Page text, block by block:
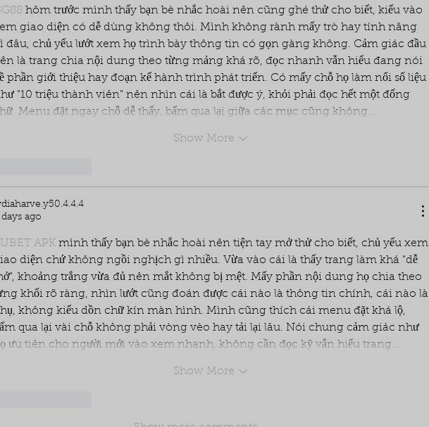
hôm trước mình thấy bạn bè nhắc hoài nên cũng ghé thử cho biết, kiểu vào
giao diện có dễ dùng không thôi. Mình không rành mấy trò hay tính năng
đâu, chủ yếu lướt xem họ trình bày thông tin có gọn gàng không. Cảm giác đầu
là trang chia nội dung theo từng mảng khá rõ, đọc nhanh vẫn hiểu đang nói
phần giới thiệu hay đoạn kể hành trình phát triển. Có mấy chỗ họ làm nổi số liệu
“10 triệu thành viên” nên nhìn cái là bắt được ý, khỏi phải đọc hết một đống
Menu đặt ngay chỗ dễ thấy, bấm qua lại giữa các mục cũng không…
Show More
ago
APK mình thấy bạn bè nhắc hoài nên tiện tay mở thử cho biết, chủ yếu xem
diện chứ không ngồi nghịch gì nhiều. Vừa vào cái là thấy trang làm khá “dễ
khoảng trắng vừa đủ nên mắt không bị mệt. Mấy phần nội dung họ chia theo
khối rõ ràng, nhìn lướt cũng đoán được cái nào là thông tin chính, cái nào là
không kiểu dồn chữ kín màn hình. Mình cũng thích cái menu đặt khá lộ,
qua lại vài chỗ không phải vòng vèo hay tải lại lâu. Nói chung cảm giác như
ưu tiên cho người mới vào xem nhanh, không cần đọc kỹ vẫn hiểu trang…
Show More